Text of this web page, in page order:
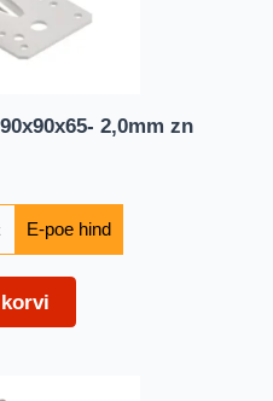
2,0mm zn